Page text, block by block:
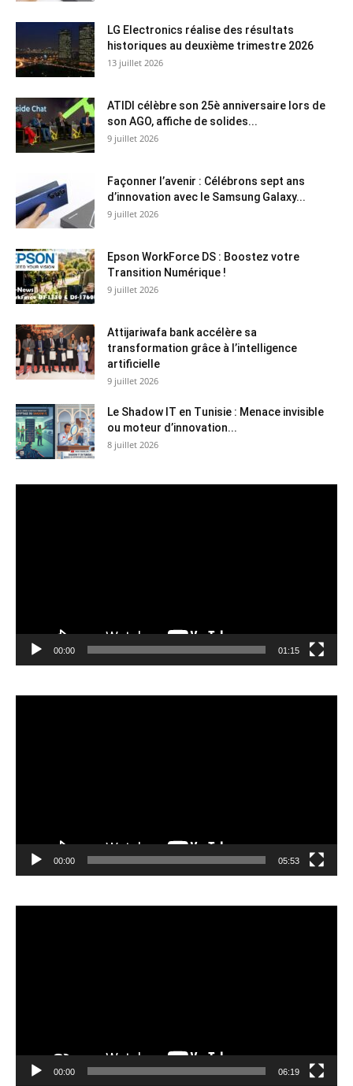
LG Electronics réalise des résultats
historiques au deuxième trimestre 2026
13 juillet 2026
ATIDI célèbre son 25è anniversaire lors de
son AGO, affiche de solides...
9 juillet 2026
Façonner l’avenir : Célébrons sept ans
d’innovation avec le Samsung Galaxy...
9 juillet 2026
Epson WorkForce DS : Boostez votre
Transition Numérique !
9 juillet 2026
Attijariwafa bank accélère sa
transformation grâce à l’intelligence
artificielle
9 juillet 2026
Le Shadow IT en Tunisie : Menace invisible
ou moteur d’innovation...
8 juillet 2026
00:00 01:15
00:00 05:53
00:00 06:19